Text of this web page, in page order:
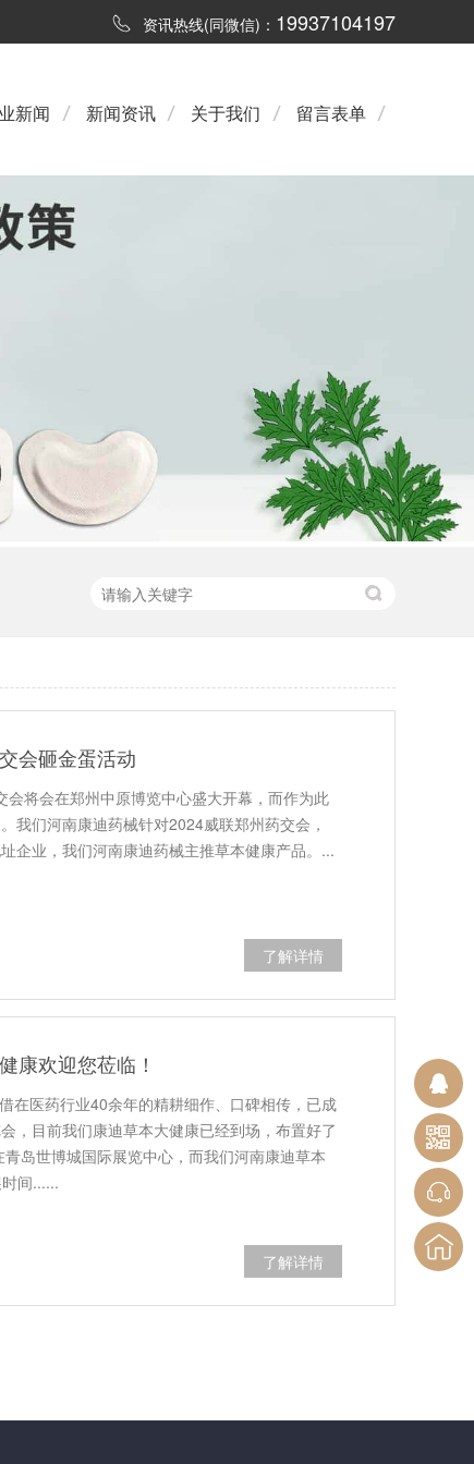
资讯热线(同微信)： 19937104197
新闻 新闻资讯 关于我们 留言表单
会砸金蛋活动
将会在郑州中原博览中心盛大开幕，而作为此
我们河南康迪药械针对2024威联郑州药交会，
企业，我们河南康迪药械主推草本健康产品。...
了解详情
康欢迎您莅临！
在医药行业40余年的精耕细作、口碑相传，已成
，目前我们康迪草本大健康已经到场，布置好了
岛世博城国际展览中心，而我们河南康迪草本
间......
了解详情